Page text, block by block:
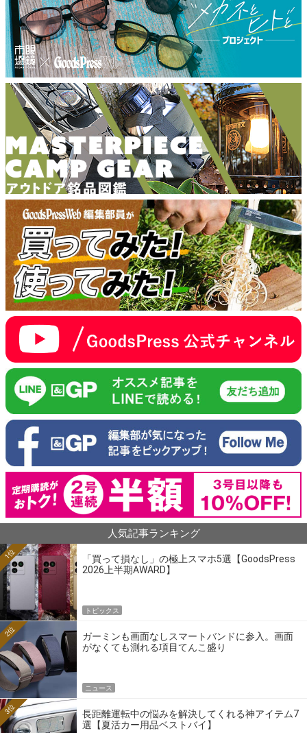
人気記事ランキング
「買って損なし」の極上スマホ5選【GoodsPress
2026上半期AWARD】
1位
トピックス
ガーミンも画面なしスマートバンドに参入。画面
がなくても測れる項目てんこ盛り
2位
ニュース
長距離運転中の悩みを解決してくれる神アイテム7
選【夏活カー用品ベストバイ】
3位